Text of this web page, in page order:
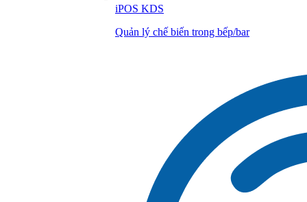
iPOS KDS
Quản lý chế biến trong bếp/bar